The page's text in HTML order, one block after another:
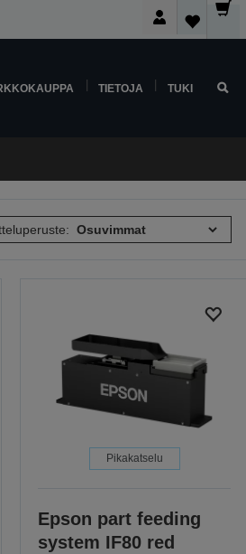
TIETOJA TUKI
Pikakatselu
Epson part feeding
system IF80 red